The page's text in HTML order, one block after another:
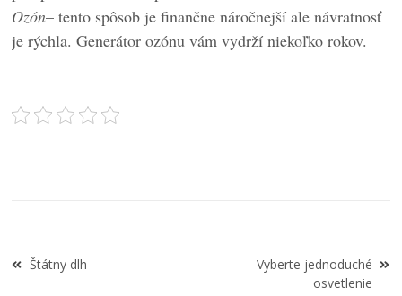
Ozón– tento spôsob je finančne náročnejší ale návratnosť
je rýchla. Generátor ozónu vám vydrží niekoľko rokov.
Navigace
Štátny dlh
Vyberte jednoduché
osvetlenie